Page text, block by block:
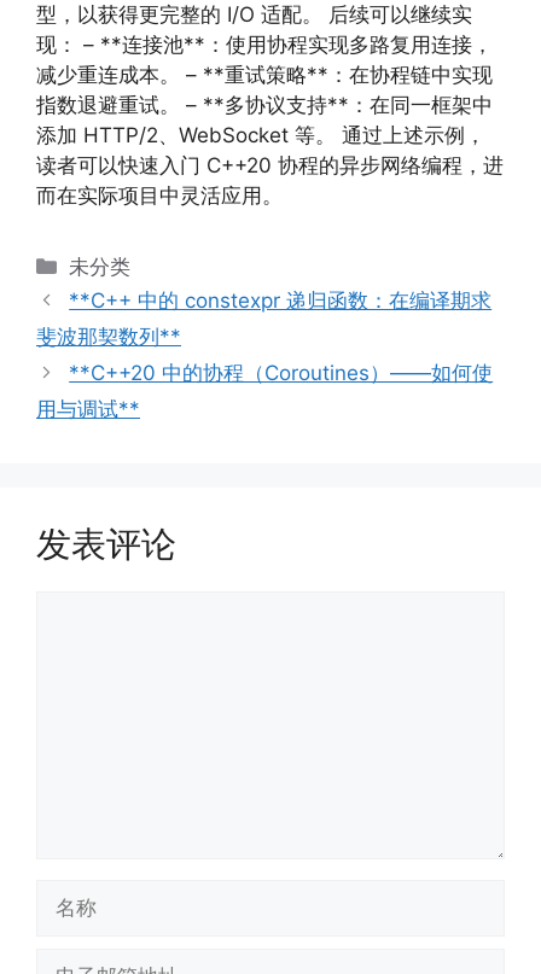
型，以获得更完整的 I/O 适配。 后续可以继续实
现： – **连接池**：使用协程实现多路复用连接，
减少重连成本。 – **重试策略**：在协程链中实现
指数退避重试。 – **多协议支持**：在同一框架中
添加 HTTP/2、WebSocket 等。 通过上述示例，
读者可以快速入门 C++20 协程的异步网络编程，进
而在实际项目中灵活应用。
分
类
未分类
**C++ 中的 constexpr 递归函数：在编译期求
斐波那契数列**
**C++20 中的协程（Coroutines）——如何使
用与调试**
发表评论